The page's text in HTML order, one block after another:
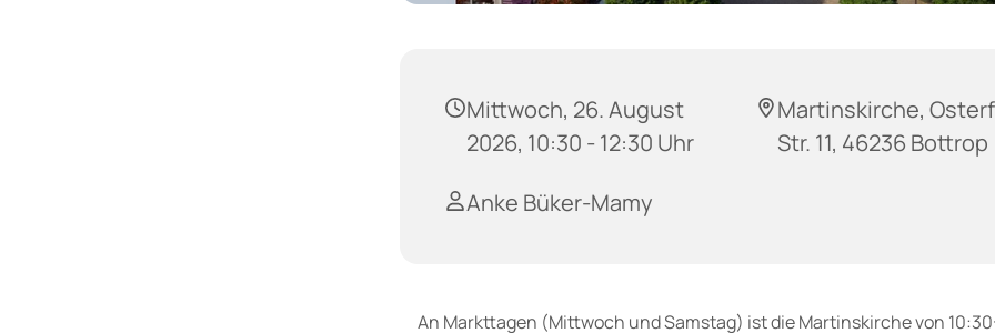
Mittwoch, 26. August
2026, 10:30 - 12:30 Uhr
Martinskirche,
Str. 11, 46236 Bottrop
Anke Büker-Mamy
An Markttagen (Mittwoch und Samstag) ist die Martinskirche von